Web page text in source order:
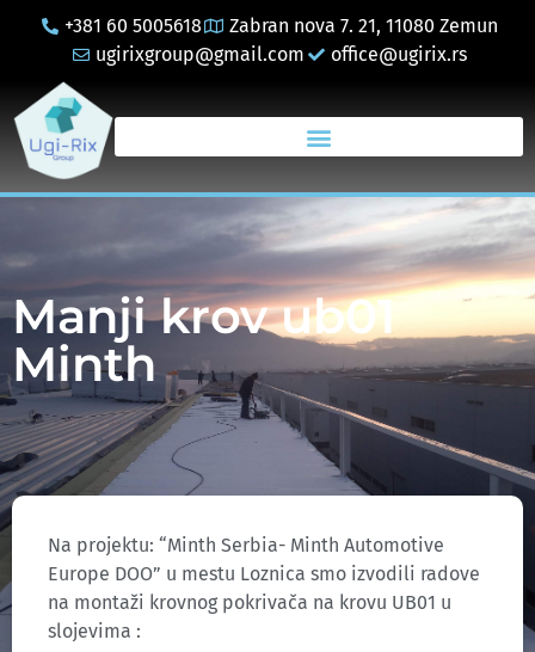
+381 60 5005618
Zabran nova 7. 21, 11080 Zemun
ugirixgroup@gmail.com
office@ugirix.rs
Manji krov ub01
Minth
Na projektu: “Minth Serbia- Minth Automotive
Europe DOO” u mestu Loznica smo izvodili radove
na montaži krovnog pokrivača na krovu UB01 u
slojevima :